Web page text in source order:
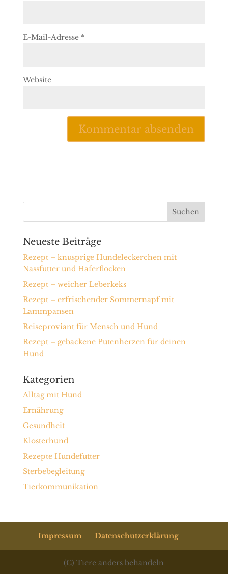
E-Mail-Adresse *
Website
Neueste Beiträge
Rezept – knusprige Hundeleckerchen mit
Nassfutter und Haferflocken
Rezept – weicher Leberkeks
Rezept – erfrischender Sommernapf mit
Lammpansen
Reiseproviant für Mensch und Hund
Rezept – gebackene Putenherzen für deinen
Hund
Kategorien
Alltag mit Hund
Ernährung
Gesundheit
Klosterhund
Rezepte Hundefutter
Sterbebegleitung
Tierkommunikation
Impressum Datenschutzerklärung
(C) Tiere anders behandeln